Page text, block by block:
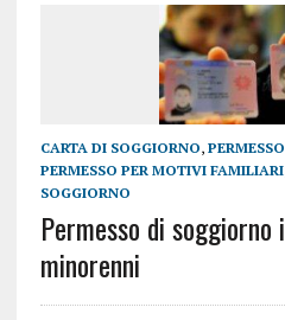
CARTA DI SOGGIORNO,
PERMESSO PER MOTIVI FAMILIARI
SOGGIORNO
Permesso di
minorenni